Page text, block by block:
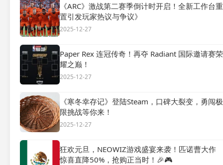
《ARC》激战第二赛季倒计时开启！全新工作台重
置引发玩家热议与争议》
2025-12-27
Paper Rex 连冠传奇！再夺 Radiant 国际邀请赛荣
耀之巅！
2025-12-27
《寒冬幸存记》登陆Steam，口碑大裂变，勇闯极
限挑战等你来！
2025-12-27
狂欢元旦，NEOWIZ游戏盛宴来袭！匹诺曹大作
惊喜直降50%，抢购正当时！🎉🎮